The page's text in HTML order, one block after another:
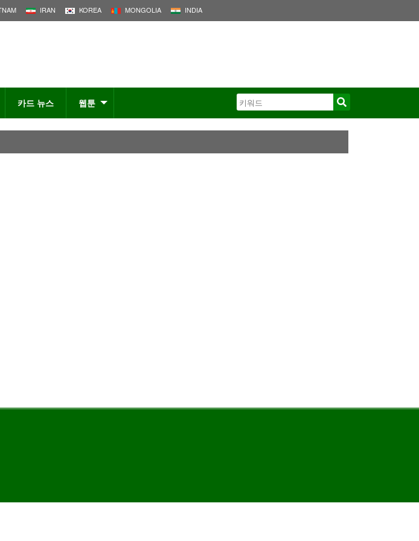
IRAN KOREA MONGOLIA INDIA
카드 뉴스 웹툰